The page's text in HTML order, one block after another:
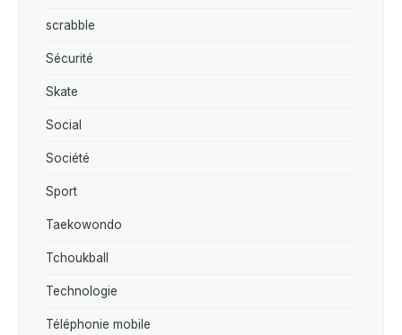
scrabble
Sécurité
Skate
Social
Société
Sport
Taekowondo
Tchoukball
Technologie
Téléphonie mobile